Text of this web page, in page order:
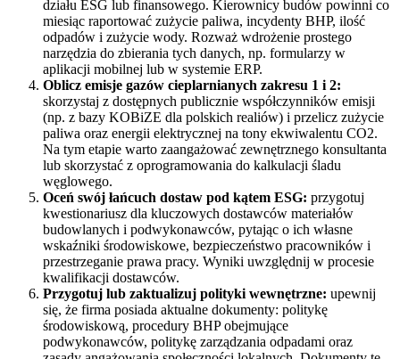
działu ESG lub finansowego. Kierownicy budów powinni co
miesiąc raportować zużycie paliwa, incydenty BHP, ilość
odpadów i zużycie wody. Rozważ wdrożenie prostego
narzędzia do zbierania tych danych, np. formularzy w
aplikacji mobilnej lub w systemie ERP.
Oblicz emisje gazów cieplarnianych zakresu 1 i 2:
skorzystaj z dostępnych publicznie współczynników emisji
(np. z bazy KOBiZE dla polskich realiów) i przelicz zużycie
paliwa oraz energii elektrycznej na tony ekwiwalentu CO2.
Na tym etapie warto zaangażować zewnętrznego konsultanta
lub skorzystać z oprogramowania do kalkulacji śladu
węglowego.
Oceń swój łańcuch dostaw pod kątem ESG: przygotuj
kwestionariusz dla kluczowych dostawców materiałów
budowlanych i podwykonawców, pytając o ich własne
wskaźniki środowiskowe, bezpieczeństwo pracowników i
przestrzeganie prawa pracy. Wyniki uwzględnij w procesie
kwalifikacji dostawców.
Przygotuj lub zaktualizuj polityki wewnętrzne: upewnij
się, że firma posiada aktualne dokumenty: politykę
środowiskową, procedury BHP obejmujące
podwykonawców, politykę zarządzania odpadami oraz